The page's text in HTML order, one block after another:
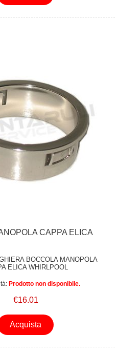
CAPPA ELICA
BOCCOLA MANOPOLA
ELICA WHIRLPOOL
Prodotto non disponibile.
€16.01
Acquista